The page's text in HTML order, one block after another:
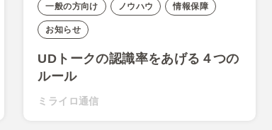
一般の方向け ノウハウ 情報保障
お知らせ
UDトークの認識率をあげる４つの
ルール
ミライロ通信